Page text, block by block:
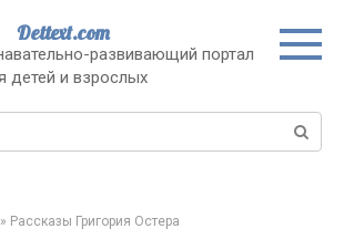
Dettext.com
развивающий портал
детей и взрослых
» Рассказы Григория Остера